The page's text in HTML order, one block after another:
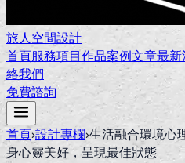
旅人空間設計
首頁服務項目作品案例文章最
絡我們
免費諮詢
首頁›設計專欄›生活融合環境心
身心靈美好，呈現最佳狀態